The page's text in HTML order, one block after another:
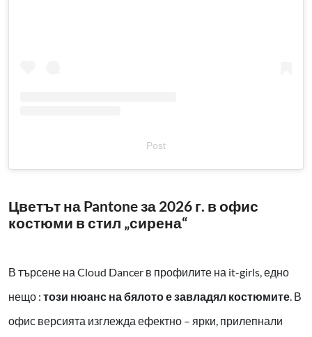
Post
Цветът на Pantone за 2026 г. в офис
костюми в стил „сирена“
В търсене на Cloud Dancer в профилите на it-girls, едно
нещо : този нюанс на бялото е завладял костюмите . В
офис версията изглежда ефектно – ярки, прилепнали